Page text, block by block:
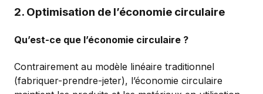
2. Optimisation de l’économie circulaire
Qu’est-ce que l’économie circulaire ?
Contrairement au modèle linéaire traditionnel
(fabriquer-prendre-jeter), l’économie circulaire